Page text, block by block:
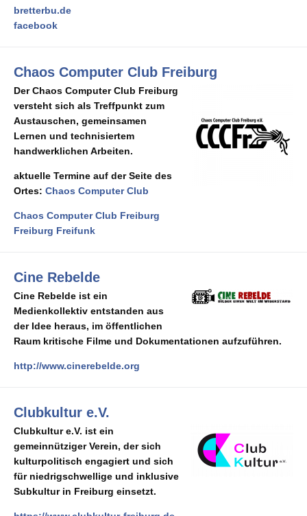
bretterbu.de
facebook
Chaos Computer Club Freiburg
Der Chaos Computer Club Freiburg
versteht sich als Treffpunkt zum
Austauschen, gemeinsamen
Lernen und technisiertem
handwerklichen Arbeiten.
aktuelle Termine auf der Seite des
Ortes: Chaos Computer Club
Chaos Computer Club Freiburg
Freiburg Freifunk
Cine Rebelde
Cine Rebelde ist ein
Medienkollektiv entstanden aus
der Idee heraus, im öffentlichen
Raum kritische Filme und Dokumentationen aufzuführen.
http://www.cinerebelde.org
Clubkultur e.V.
Clubkultur e.V. ist ein
gemeinnütziger Verein, der sich
kulturpolitisch engagiert und sich
für niedrigschwellige und inklusive
Subkultur in Freiburg einsetzt.